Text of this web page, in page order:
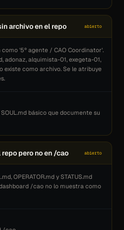
archivo en el repo abierto
'5º agente / CAO Coordinator'.
adonaz, alquimista-01, exegeta-01,
existe como archivo. Se le atribuye
básico que documente su
pero no en /cao abierto
OPERATOR.md y STATUS.md
/cao no lo muestra como